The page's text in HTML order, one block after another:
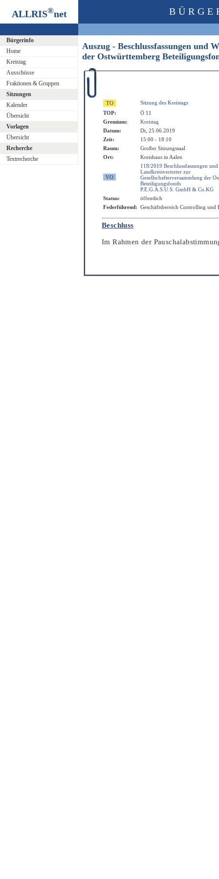
ALLRIS®net
Bürgerinfo
Home
Kreistag
Ausschüsse
Fraktionen & Gruppen
Sitzungen
Kalender
Übersicht
Vorlagen
Übersicht
Recherche
Textrecherche
Auszug - Beschlussfassungen und
der Ostwürttemberg
Sitzung des Kreistags
TOP:
Ö 11
Gremium:
Kreistag
Datum:
Di, 25.06.2019
Zeit:
15:00 - 18:10
Raum:
Großer Sitzungssaal
Ort:
Kreishaus in Aalen
118/2019 Beschlussfassungen
Landkreisvertreter zur
Gesellschafterversammlung der
Beteiligungsfonds
P.E.G.A.S.U.S. GmbH & Co.KG
Status:
öffentlich
Federführend: Geschäftsbereich Controlling und
Beschluss
Im Rahmen der